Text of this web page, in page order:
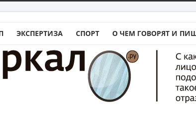
ЭКСПЕРТИЗА СПОРТ О ЧЕМ ГОВОРЯТ И